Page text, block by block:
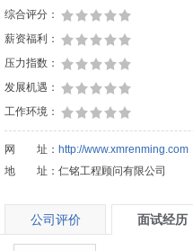
综合评分：
薪资福利：
压力指数：
发展机遇：
工作环境：
网 址： http://www.xmrenming.com
地 址：仁铭工程顾问有限公司
公司评价 面试经历